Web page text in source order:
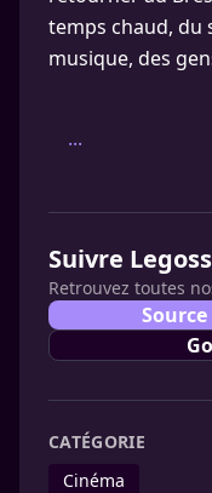
temps chaud, du
musique, des
...
Suivre
Retrouvez toutes
CATÉGORIE
Cinéma